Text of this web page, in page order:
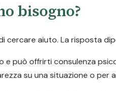
bisogno?
cercare aiuto. La risposta
e può offrirti consulenza
su una situazione o per